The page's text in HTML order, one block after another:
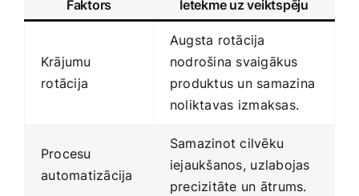
Faktors Ietekme uz veiktspēju
Krājumu
⁣rotācija
Augsta​ rotācija ​
nodrošina svaigākus
produktus un​ samazina
​noliktavas⁣ izmaksas.
Procesu
⁣automatizācija
Samazinot cilvēku⁢
iejaukšanos,⁣ uzlabojas
precizitāte⁣ un ātrums.